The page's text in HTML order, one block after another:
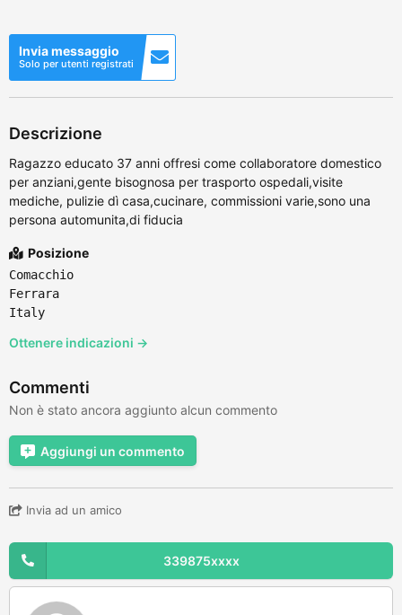
Invia messaggio
Solo per utenti registrati
Descrizione
Ragazzo educato 37 anni offresi come collaboratore domestico
per anziani,gente bisognosa per trasporto ospedali,visite
mediche, pulizie dì casa,cucinare, commissioni varie,sono una
persona automunita,di fiducia
Posizione
Comacchio
Ferrara
Italy
Ottenere indicazioni →
Commenti
Non è stato ancora aggiunto alcun commento
Aggiungi un commento
Invia ad un amico
339875xxxx